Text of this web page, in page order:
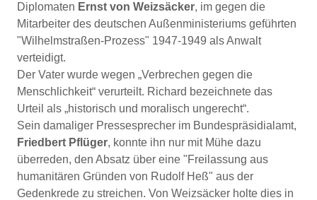
Diplomaten Ernst von Weizsäcker, im gegen die
Mitarbeiter des deutschen Außenministeriums geführten
"Wilhelmstraßen-Prozess" 1947-1949 als Anwalt
verteidigt.
Der Vater wurde wegen „Verbrechen gegen die
Menschlichkeit“ verurteilt. Richard bezeichnete das
Urteil als „historisch und moralisch ungerecht“.
Sein damaliger Pressesprecher im Bundespräsidialamt,
Friedbert Pflüger, konnte ihn nur mit Mühe dazu
überreden, den Absatz über eine "Freilassung aus
humanitären Gründen von Rudolf Heß" aus der
Gedenkrede zu streichen. Von Weizsäcker holte dies in